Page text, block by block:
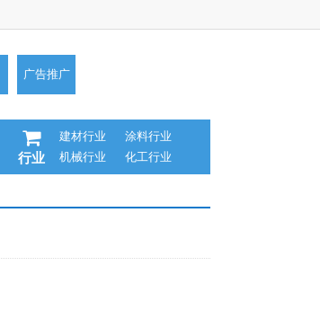
广告推广
行业
建材行业
涂料行业
机械行业
化工行业